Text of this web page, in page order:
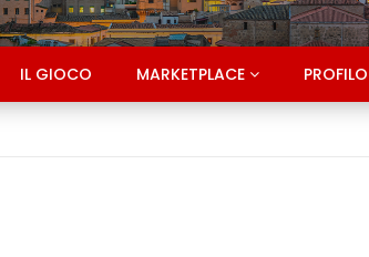
IL GIOCO MARKETPLACE PROFILO